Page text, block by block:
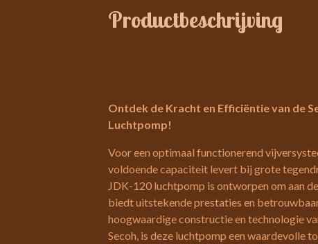
Productbeschrijving
Ontdek de Kracht en Efficiëntie van de
Luchtpomp!
Voor een optimaal functionerend
voldoende capaciteit levert bij grote
JDK-120 luchtpomp is ontworpen om aan
biedt uitstekende prestaties en
hoogwaardige constructie en technologie
Secoh, is deze luchtpomp een waardevolle